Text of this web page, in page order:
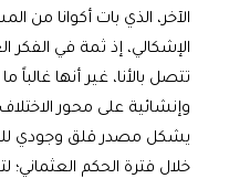
الآخر، الذي بات أكوانا من
الإشكالي، إذ ثمة في
تتصل بالأنا، غير أنها
وإنشائية على محور
يشكل مصدر قلق وجودي
خلال فترة الحكم العثماني؛